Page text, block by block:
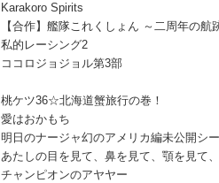
Karakoro Spirits
【合作】艦隊これくしょん ～二周年の
私的レーシング2
ココロジョジョル第3部
桃ケツ36☆北海道蟹旅行の巻！
愛はおかもち
明日のナージャ幻のアメリカ編未公開シ
あたしの目を見て、鼻を見て、顎を見て
チャンピオンのアヤヤー